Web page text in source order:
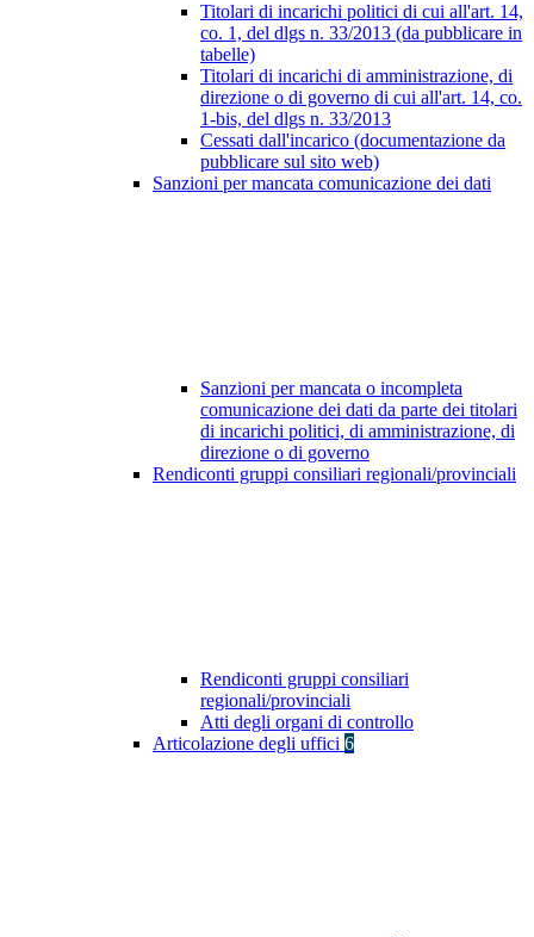
Titolari di incarichi politici di cui all'art. 14,
co. 1, del dlgs n. 33/2013 (da pubblicare in
tabelle)
Titolari di incarichi di amministrazione, di
direzione o di governo di cui all'art. 14, co.
1-bis, del dlgs n. 33/2013
Cessati dall'incarico (documentazione da
pubblicare sul sito web)
Sanzioni per mancata comunicazione dei dati
Sanzioni per mancata o incompleta
comunicazione dei dati da parte dei titolari
di incarichi politici, di amministrazione, di
direzione o di governo
Rendiconti gruppi consiliari regionali/provinciali
Rendiconti gruppi consiliari
regionali/provinciali
Atti degli organi di controllo
Articolazione degli uffici 6